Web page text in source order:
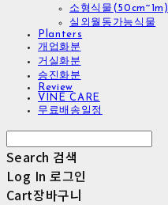
소형식물(50cm~1m)
실외월동가능식물
Planters
개업화분
거실화분
승진화분
Review
VINE CARE
무료배송일정
Search 검색
Log In 로그인
Cart장바구니